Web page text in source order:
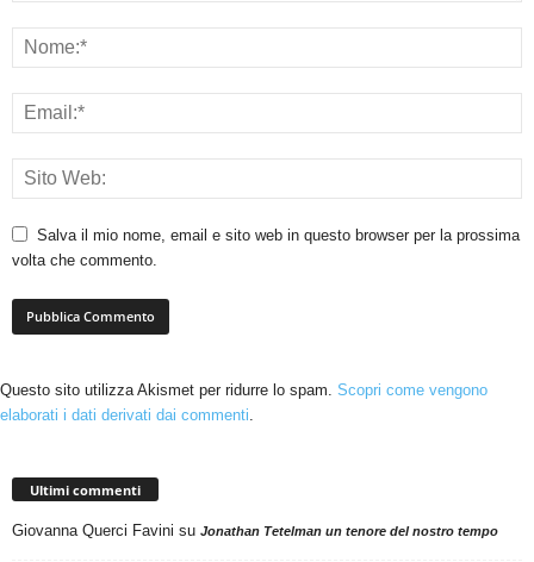
Salva il mio nome, email e sito web in questo browser per la prossima
volta che commento.
Questo sito utilizza Akismet per ridurre lo spam. Scopri come vengono
elaborati i dati derivati dai commenti.
Ultimi commenti
Giovanna Querci Favini su Jonathan Tetelman un tenore del nostro tempo